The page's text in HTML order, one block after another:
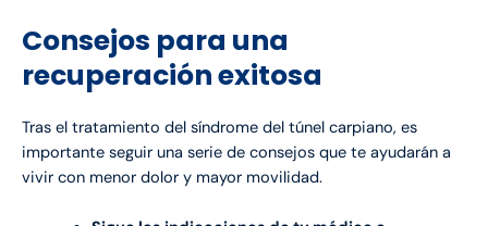
Consejos para una
recuperación exitosa
Tras el tratamiento del síndrome del túnel carpiano, es
importante seguir una serie de consejos que te ayudarán a
vivir con menor dolor y mayor movilidad.